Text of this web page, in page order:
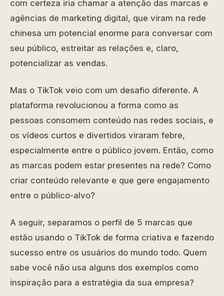
com certeza iria chamar a atenção das marcas e
agências de marketing digital, que viram na rede
chinesa um potencial enorme para conversar com
seu público, estreitar as relações e, claro,
potencializar as vendas.
Mas o TikTok veio com um desafio diferente. A
plataforma revolucionou a forma como as
pessoas consomem conteúdo nas redes sociais, e
os vídeos curtos e divertidos viraram febre,
especialmente entre o público jovem. Então, como
as marcas podem estar presentes na rede? Como
criar conteúdo relevante e que gere engajamento
entre o público-alvo?
A seguir, separamos o perfil de 5 marcas que
estão usando o TikTok de forma criativa e fazendo
sucesso entre os usuários do mundo todo. Quem
sabe você não usa alguns dos exemplos como
inspiração para a estratégia da sua empresa?